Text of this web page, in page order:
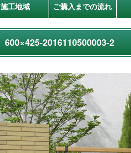
施工地域 ご購入までの流れ
600×425-2016110500003-2